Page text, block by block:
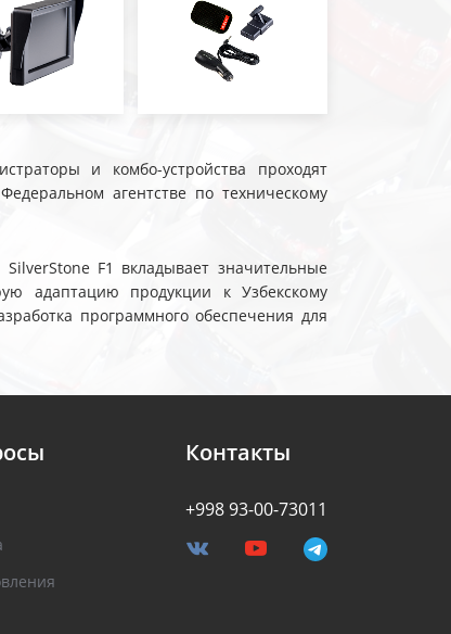
и комбо-устройства проходят
агентстве по техническому
F1 вкладывает значительные
адаптацию продукции к Узбекскому
программного обеспечения для
Контакты
+998 93-00-73011